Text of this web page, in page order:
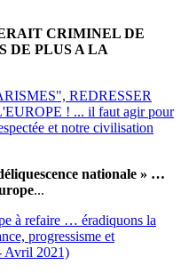
CRIMINEL DE
DE PLUS A LA
REDRESSER
! ... il faut agir pour
et notre civilisation
nationale » …
...
à refaire … éradiquons la
progressisme et
Avril 2021)